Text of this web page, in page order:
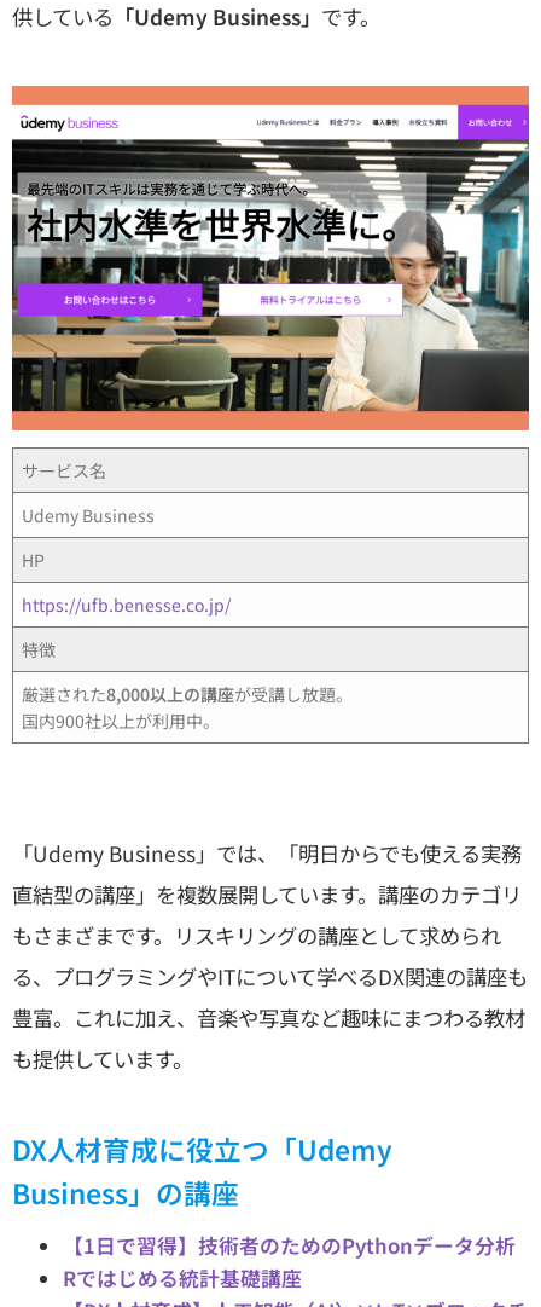
供している 「Udemy Business」 です。
サービス名
Udemy Business
HP
https://ufb.benesse.co.jp/
特徴
厳選された8,000以上の講座が受講し放題。
国内900社以上が利用中。
「Udemy Business」では、「明日からでも使える実務
直結型の講座」を複数展開しています。講座のカテゴリ
もさまざまです。リスキリングの講座として求められ
る、プログラミングやITについて学べるDX関連の講座も
豊富。これに加え、音楽や写真など趣味にまつわる教材
も提供しています。
DX人材育成に役立つ「Udemy
Business」の講座
【1日で習得】技術者のためのPythonデータ分析
Rではじめる統計基礎講座